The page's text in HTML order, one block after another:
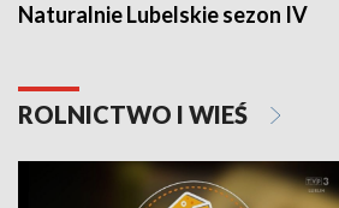
Naturalnie Lubelskie sezon IV
ROLNICTWO I WIEŚ